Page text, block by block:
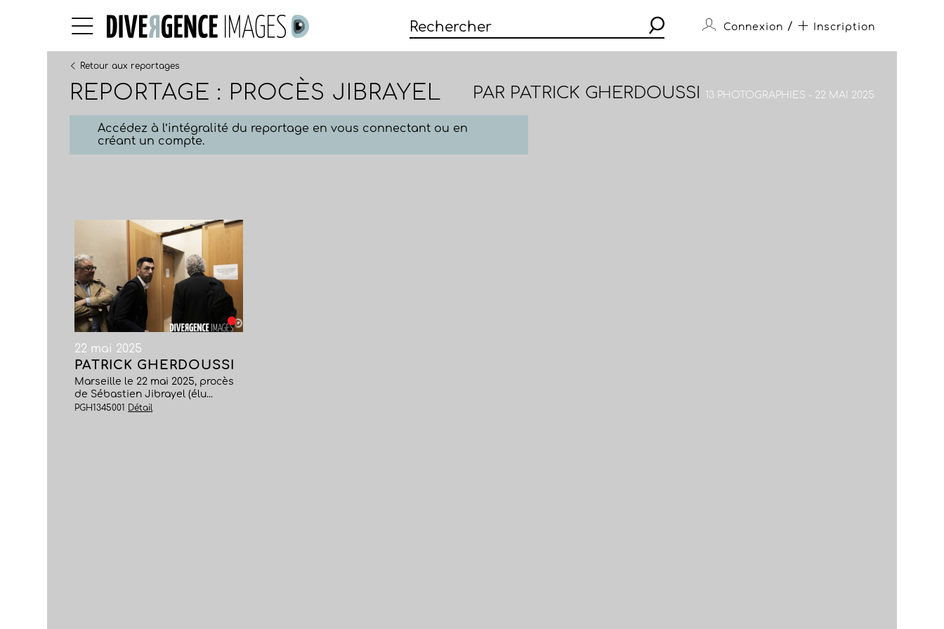
Connexion / Inscription
Retour aux reportages
REPORTAGE : PROCÈS JIBRAYEL PAR PATRICK GHERDOUSSI 13 PHOTOGRAPHIES - 22 MAI 2025
Accédez à l’intégralité du reportage en vous connectant ou en
créant un compte.
22 mai 2025
PATRICK GHERDOUSSI
Marseille le 22 mai 2025, procès
de Sébastien Jibrayel (élu...
PGH1345001 Détail